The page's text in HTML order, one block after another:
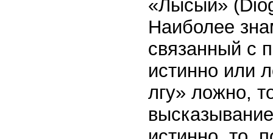
«Лысый»
Наиболее
связанный с
истинно или
лгу» ложно,